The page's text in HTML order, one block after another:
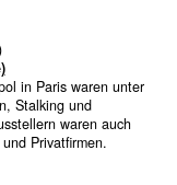
in Paris waren unter
Stalking und
waren auch
Privatfirmen.